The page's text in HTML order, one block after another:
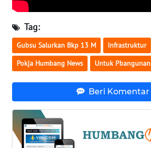
Tag:
Gubsu Salurkan Bkp 13 M Infrastruktur
Pokja Humbang News Untuk Pbangunan
Beri Komentar
WN
WN
KALBAR
WN
WN
KALTARA